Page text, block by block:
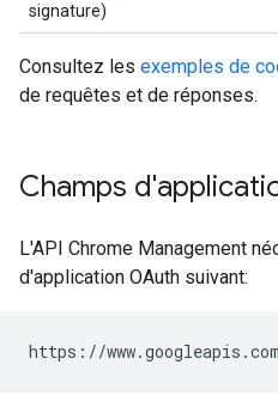
signature)
Consultez les exemples de
de requêtes et de réponses.
Champs
L'API Chrome Management
d'application OAuth suivant: